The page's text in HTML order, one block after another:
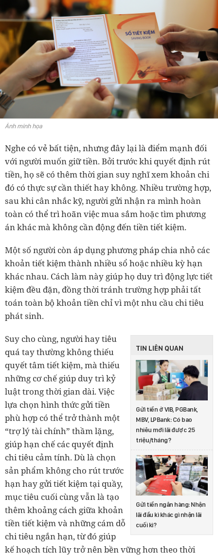
Ảnh minh họa
Nghe có vẻ bất tiện, nhưng đây lại là điểm mạnh đối
với người muốn giữ tiền. Bởi trước khi quyết định rút
tiền, họ sẽ có thêm thời gian suy nghĩ xem khoản chi
đó có thực sự cần thiết hay không. Nhiều trường hợp,
sau khi cân nhắc kỹ, người gửi nhận ra mình hoàn
toàn có thể trì hoãn việc mua sắm hoặc tìm phương
án khác mà không cần động đến tiền tiết kiệm.
Một số người còn áp dụng phương pháp chia nhỏ các
khoản tiết kiệm thành nhiều sổ hoặc nhiều kỳ hạn
khác nhau. Cách làm này giúp họ duy trì động lực tiết
kiệm đều đặn, đồng thời tránh trường hợp phải tất
toán toàn bộ khoản tiền chỉ vì một nhu cầu chi tiêu
phát sinh.
TIN LIÊN QUAN
Gửi tiền ở VIB, PGBank,
MBV, LPBank: Có bao
nhiêu mới lãi được 25
triệu/tháng?
Gửi tiền ngân hàng: Nhận
lãi đầu kì khác gì nhận lãi
cuối kì?
Suy cho cùng, người hay tiêu
quá tay thường không thiếu
quyết tâm tiết kiệm, mà thiếu
những cơ chế giúp duy trì kỷ
luật trong thời gian dài. Việc
lựa chọn hình thức gửi tiền
phù hợp có thể trở thành một
“trợ lý tài chính” thầm lặng,
giúp hạn chế các quyết định
chi tiêu cảm tính. Dù là chọn
sản phẩm không cho rút trước
hạn hay gửi tiết kiệm tại quầy,
mục tiêu cuối cùng vẫn là tạo
thêm khoảng cách giữa khoản
tiền tiết kiệm và những cám dỗ
chi tiêu ngắn hạn, từ đó giúp
kế hoạch tích lũy trở nên bền vững hơn theo thời